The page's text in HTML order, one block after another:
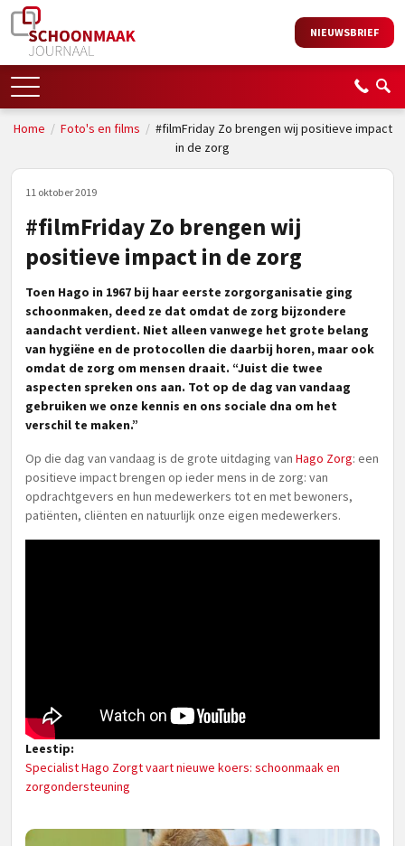
NIEUWSBRIEF
Home / Foto's en films / #filmFriday Zo brengen wij positieve impact
in de zorg
11 oktober 2019
#filmFriday Zo brengen wij
positieve impact in de zorg
Toen Hago in 1967 bij haar eerste zorgorganisatie ging
schoonmaken, deed ze dat omdat de zorg bijzondere
aandacht verdient. Niet alleen vanwege het grote belang
van hygiëne en de protocollen die daarbij horen, maar ook
omdat de zorg om mensen draait. “Juist die twee
aspecten spreken ons aan. Tot op de dag van vandaag
gebruiken we onze kennis en ons sociale dna om het
verschil te maken.”
Op die dag van vandaag is de grote uitdaging van Hago Zorg: een
positieve impact brengen op ieder mens in de zorg: van
opdrachtgevers en hun medewerkers tot en met bewoners,
patiënten, cliënten en natuurlijk onze eigen medewerkers.
Leestip:
Specialist Hago Zorgt vaart nieuwe koers: schoonmaak en
zorgondersteuning